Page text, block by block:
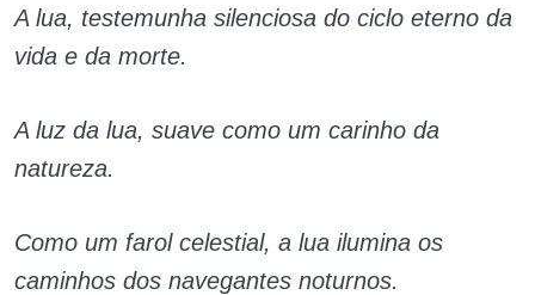
A lua, testemunha silenciosa do ciclo eterno da
vida e da morte.
A luz da lua, suave como um carinho da
natureza.
Como um farol celestial, a lua ilumina os
caminhos dos navegantes noturnos.